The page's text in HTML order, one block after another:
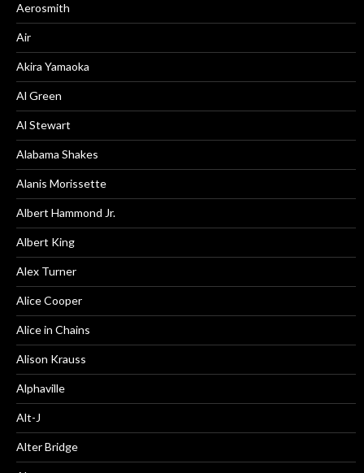
Aerosmith
Air
Akira Yamaoka
Al Green
Al Stewart
Alabama Shakes
Alanis Morissette
Albert Hammond Jr.
Albert King
Alex Turner
Alice Cooper
Alice in Chains
Alison Krauss
Alphaville
Alt-J
Alter Bridge